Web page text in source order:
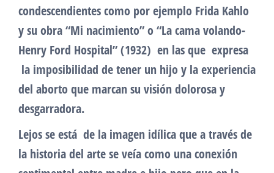
condescendientes como por ejemplo Frida Kahlo
y su obra “Mi nacimiento” o “La cama volando-
Henry Ford Hospital” (1932) en las que expresa
la imposibilidad de tener un hijo y la experiencia
del aborto que marcan su visión dolorosa y
desgarradora.
Lejos se está de la imagen idílica que a través de
la historia del arte se veía como una conexión